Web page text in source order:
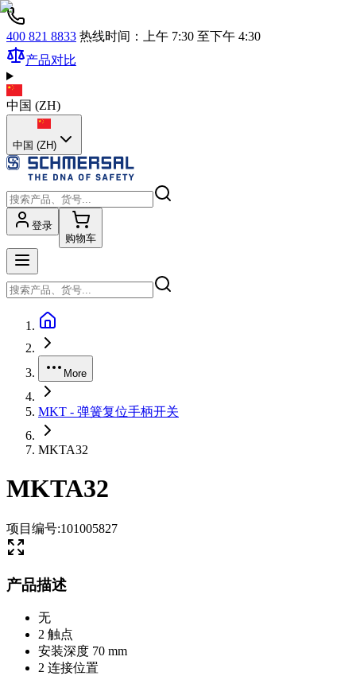
400 821 8833 热线时间：上午 7:30 至下午 4:30
产品对比
中国 (ZH)
中国 (ZH)
登录
购物车
More
MKT - 弹簧复位手柄开关
MKTA32
MKTA32
项目编号:101005827
产品描述
无
2 触点
安装深度 70 mm
2 连接位置